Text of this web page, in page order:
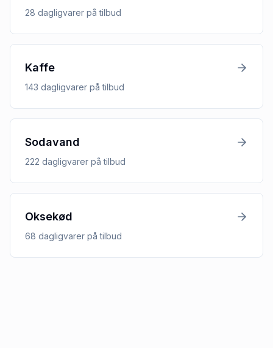
28 dagligvarer på tilbud
Kaffe
143 dagligvarer på tilbud
Sodavand
222 dagligvarer på tilbud
Oksekød
68 dagligvarer på tilbud